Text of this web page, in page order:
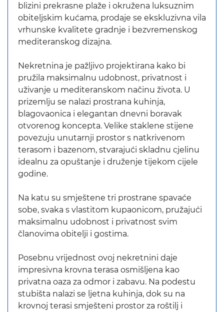
blizini prekrasne plaže i okružena luksuznim
obiteljskim kućama, prodaje se ekskluzivna vila
vrhunske kvalitete gradnje i bezvremenskog
mediteranskog dizajna.
Nekretnina je pažljivo projektirana kako bi
pružila maksimalnu udobnost, privatnost i
uživanje u mediteranskom načinu života. U
prizemlju se nalazi prostrana kuhinja,
blagovaonica i elegantan dnevni boravak
otvorenog koncepta. Velike staklene stijene
povezuju unutarnji prostor s natkrivenom
terasom i bazenom, stvarajući skladnu cjelinu
idealnu za opuštanje i druženje tijekom cijele
godine.
Na katu su smještene tri prostrane spavaće
sobe, svaka s vlastitom kupaonicom, pružajući
maksimalnu udobnost i privatnost svim
članovima obitelji i gostima.
Posebnu vrijednost ovoj nekretnini daje
impresivna krovna terasa osmišljena kao
privatna oaza za odmor i zabavu. Na podestu
stubišta nalazi se ljetna kuhinja, dok su na
krovnoj terasi smješteni prostor za roštilj i